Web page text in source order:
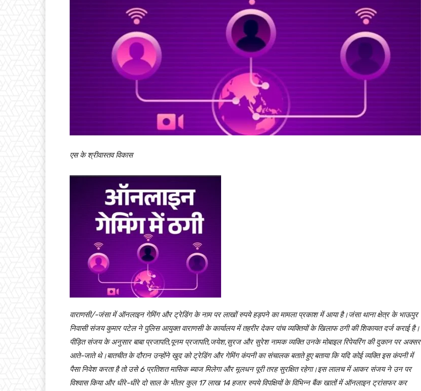
एस के श्रीवास्तव विकास
वाराणसी/-जंसा में ऑनलाइन गेमिंग और ट्रेडिंग के नाम पर लाखों रुपये हड़पने का मामला प्रकाश में आया है।जंसा थाना क्षेत्र के भाऊपुर
निवासी संजय कुमार पटेल ने पुलिस आयुक्त वाराणसी के कार्यालय में तहरीर देकर पांच व्यक्तियों के खिलाफ ठगी की शिकायत दर्ज कराई है।
पीड़ित संजय के अनुसार बाबा प्रजापति,पूनम प्रजापति,जयेश,सुरज और सुरेश नामक व्यक्ति उनके मोबाइल रिपेयरिंग की दुकान पर अक्सर
आते-जाते थे।बातचीत के दौरान उन्होंने खुद को ट्रेडिंग और गेमिंग कंपनी का संचालक बताते हुए बताया कि यदि कोई व्यक्ति इस कंपनी में
पैसा निवेश करता है तो उसे 6 प्रतिशत मासिक ब्याज मिलेगा और मूलधन पूरी तरह सुरक्षित रहेगा।इस लालच में आकर संजय ने उन पर
विश्वास किया और धीरे-धीरे दो साल के भीतर कुल 17 लाख 14 हजार रुपये विपक्षियों के विभिन्न बैंक खातों में ऑनलाइन ट्रांसफर कर